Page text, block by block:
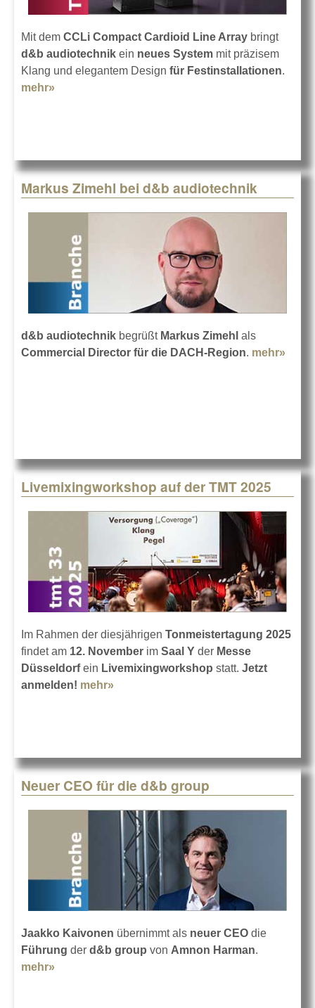
Mit dem CCLi Compact Cardioid Line Array bringt
d&b audiotechnik ein neues System mit präzisem
Klang und elegantem Design für Festinstallationen.
mehr»
Markus Zimehl bei d&b audiotechnik
d&b audiotechnik begrüßtMarkus Zimehl als
Commercial Director für die DACH-Region. mehr»
Livemixingworkshop auf der TMT 2025
Im Rahmen der diesjährigen Tonmeistertagung 2025
findet am 12. November im Saal Y der Messe
Düsseldorfein Livemixingworkshop statt. Jetzt
anmelden! mehr»
Neuer CEO für die d&b group
Jaakko Kaivonen übernimmt als neuer CEO die
Führung der d&b group von Amnon Harman.
mehr»